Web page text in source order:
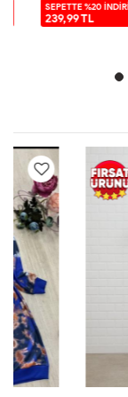
SEPETTE %20 İNDİRİM
239,99 TL